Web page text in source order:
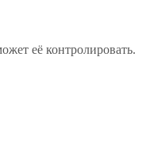
её контролировать.